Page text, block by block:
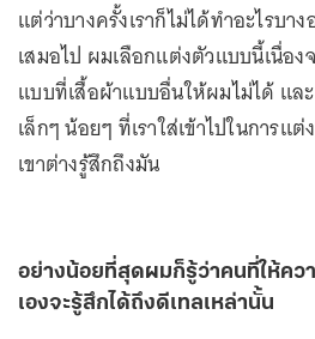
แต่ว่าบางครั้งเราก็ไม่ได้ทำอะไรบาง
เสมอไป ผมเลือกแต่งตัวแบบนี้เนื่อ
แบบที่เสื้อผ้าแบบอื่นให้ผมไม่ได้ แล
เล็กๆ น้อยๆ ที่เราใส่เข้าไปในการแ
เขาต่างรู้สึกถึงมัน
อย่างน้อยที่สุดผมก็รู้ว่าคนที่ให้ค
เองจะรู้สึกได้ถึงดีเทลเหล่านั้น